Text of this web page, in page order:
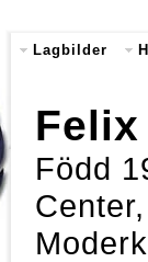
Lagbilder
Född